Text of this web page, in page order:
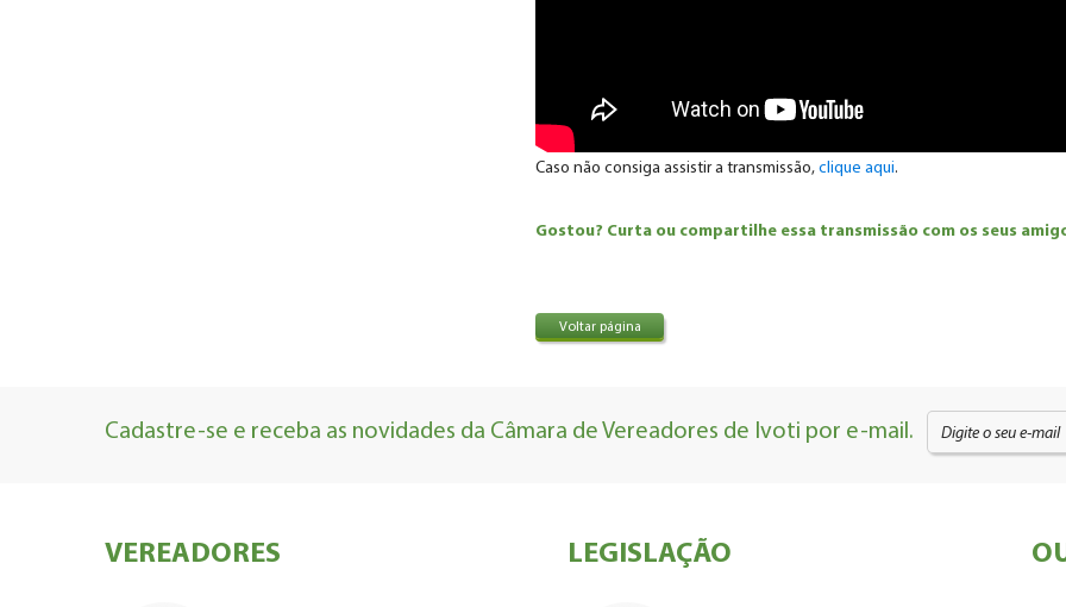
Caso não consiga assistir a transmissão, clique aqui.
Gostou? Curta ou compartilhe essa transmissão com os seus
Voltar página
Cadastre-se e receba as novidades da Câmara de Vereadores de Ivoti por e-mail.
VEREADORES LEGISLAÇÃO